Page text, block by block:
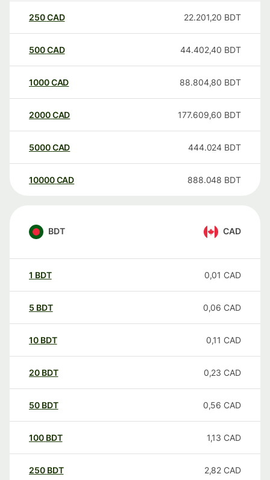
250CAD 22.201,20 BDT
500CAD 44.402,40 BDT
1000CAD 88.804,80 BDT
2000CAD 177.609,60 BDT
5000CAD 444.024 BDT
10000 CAD 888.048 BDT
BDT CAD
1 BDT 0,01 CAD
5 BDT 0,06 CAD
10 BDT 0,11 CAD
20 BDT 0,23 CAD
50 BDT 0,56 CAD
100 BDT 1,13 CAD
250 BDT 2,82 CAD